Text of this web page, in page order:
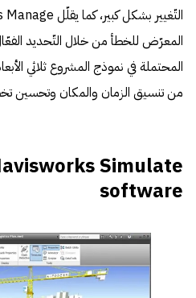
المعرّض للخطأ من خلال التّحديد
المحتملة في نموذج المشروع ثلاثي
من تنسيق الزمان والمكان وتحسين
Simulate
software